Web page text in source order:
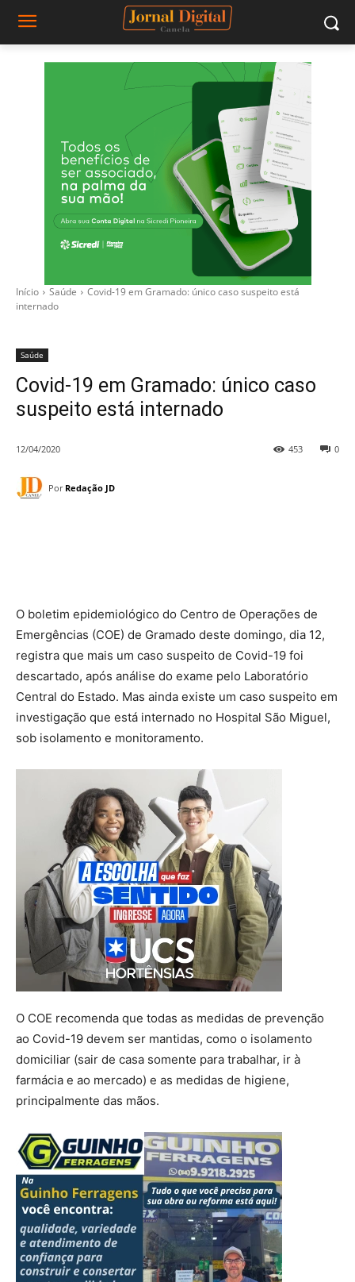
Início Saúde
Covid-19 em Gramado: único caso suspeito está
internado
Saúde
Covid-19 em Gramado: único caso
suspeito está internado
12/04/2020 0
453
Por Redação JD
O boletim epidemiológico do Centro de Operações de
Emergências (COE) de Gramado deste domingo, dia 12,
registra que mais um caso suspeito de Covid-19 foi
descartado, após análise do exame pelo Laboratório
Central do Estado. Mas ainda existe um caso suspeito em
investigação que está internado no Hospital São Miguel,
sob isolamento e monitoramento.
O COE recomenda que todas as medidas de prevenção
ao Covid-19 devem ser mantidas, como o isolamento
domiciliar (sair de casa somente para trabalhar, ir à
farmácia e ao mercado) e as medidas de higiene,
principalmente das mãos.